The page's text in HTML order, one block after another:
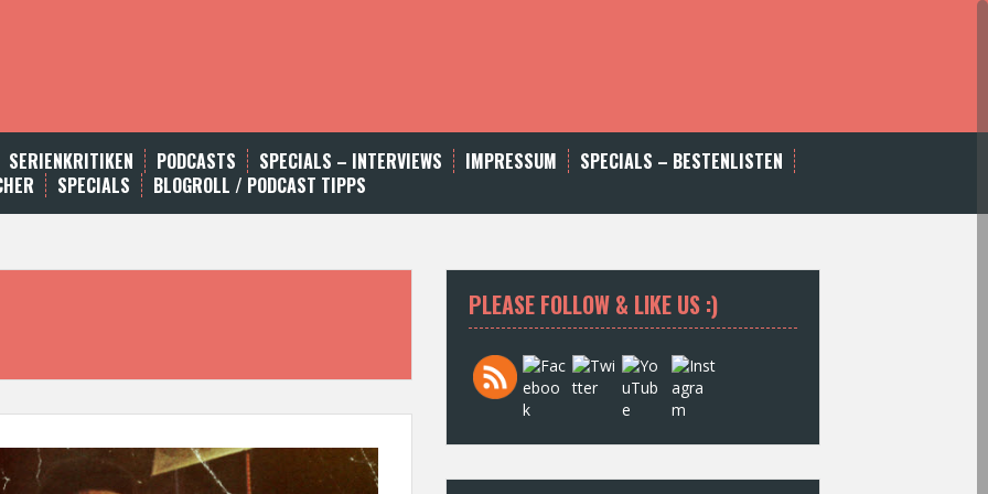
SERIENKRITIKEN PODCASTS SPECIALS – INTERVIEWS IMPRESSUM
SPECIALS – BESTENLISTEN
SPECIALS BLOGROLL / PODCAST TIPPS
PLEASE FOLLOW & LIKE US :)